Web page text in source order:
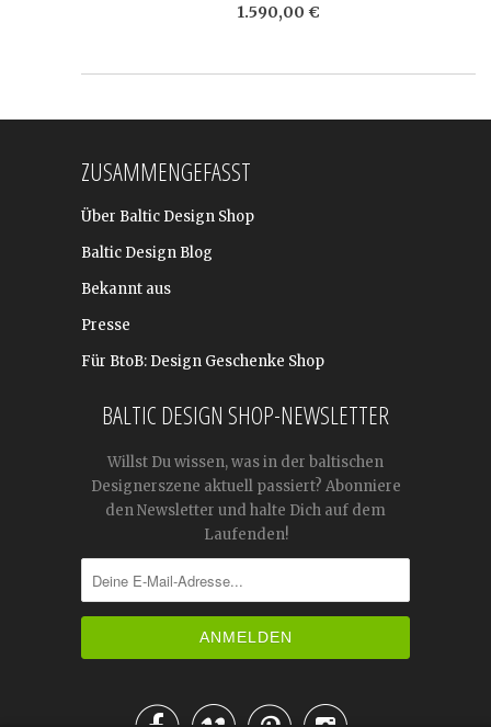
1.590,00 €
ZUSAMMENGEFASST
Über Baltic Design Shop
Baltic Design Blog
Bekannt aus
Presse
Für BtoB: Design Geschenke Shop
BALTIC DESIGN SHOP-NEWSLETTER
Willst Du wissen, was in der baltischen
Designerszene aktuell passiert? Abonniere
den Newsletter und halte Dich auf dem
Laufenden!